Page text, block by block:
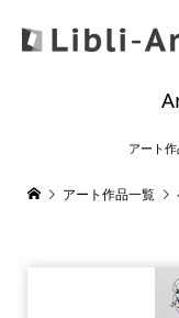
アート
アート作品一覧